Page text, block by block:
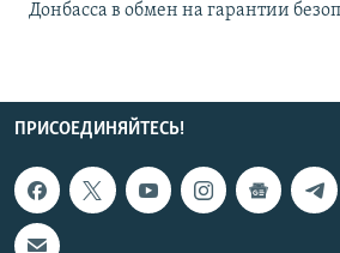
Донбасса в обмен на гарантии
ПРИСОЕДИНЯЙТЕСЬ!